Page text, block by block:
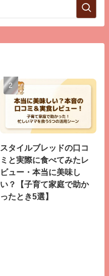
スタイルブレッドの口コ
ミと実際に食べてみたレ
ビュー・本当に美味し
い？【子育て家庭で助か
ったとき5選】